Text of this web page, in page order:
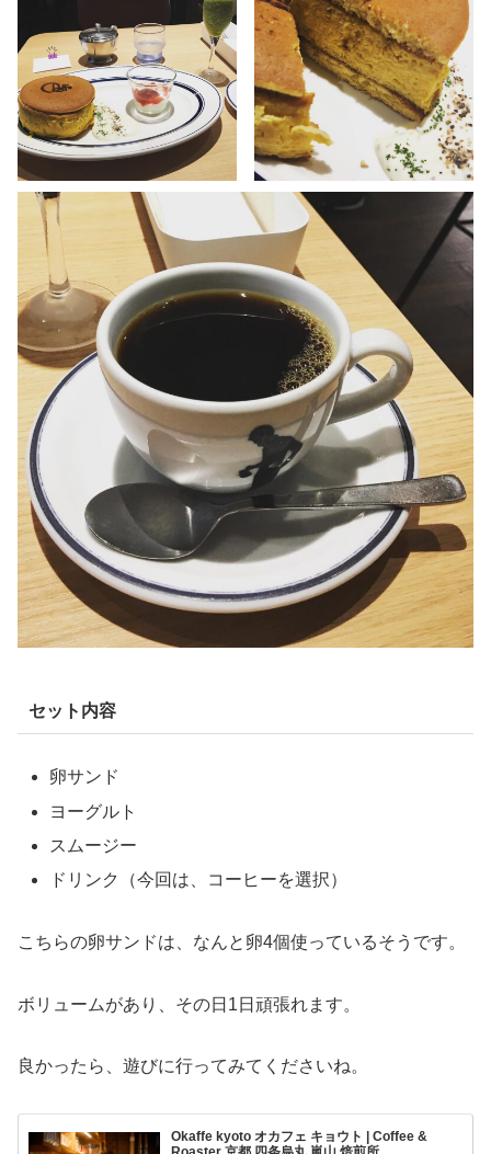
セット内容
卵サンド
ヨーグルト
スムージー
ドリンク（今回は、コーヒーを選択）
こちらの卵サンドは、なんと卵4個使っているそうです。
ボリュームがあり、その日1日頑張れます。
良かったら、遊びに行ってみてくださいね。
Okaffe kyoto オカフェ キョウト | Coffee &